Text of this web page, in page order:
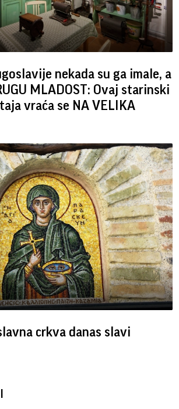
nekada su ga imale, a
MLADOST: Ovaj starinski
vraća se NA VELIKA
crkva danas slavi